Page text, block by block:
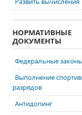
НОРМАТИВНЫЕ
ДОКУМЕНТЫ
Федеральные законы
Выполнение
разрядов
Антидопинг